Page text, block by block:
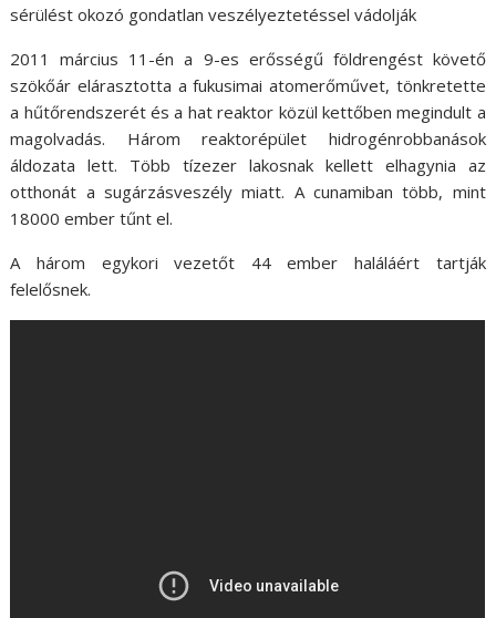
sérülést okozó gondatlan veszélyeztetéssel vádolják
2011 március 11-én a 9-es erősségű földrengést követő
szökőár elárasztotta a fukusimai atomerőművet, tönkretette
a hűtőrendszerét és a hat reaktor közül kettőben megindult a
magolvadás. Három reaktorépület hidrogénrobbanások
áldozata lett. Több tízezer lakosnak kellett elhagynia az
otthonát a sugárzásveszély miatt. A cunamiban több, mint
18000 ember tűnt el.
A három egykori vezetőt 44 ember haláláért tartják
felelősnek.